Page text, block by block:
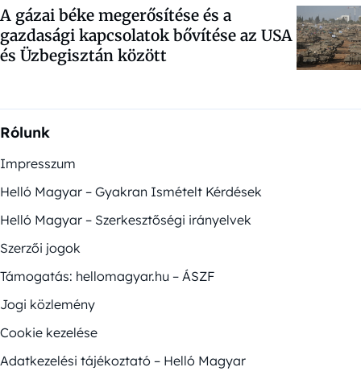
A gázai béke megerősítése és a
gazdasági kapcsolatok bővítése az USA
és Üzbegisztán között
Rólunk
Impresszum
Helló Magyar – Gyakran Ismételt Kérdések
Helló Magyar – Szerkesztőségi irányelvek
Szerzői jogok
Támogatás: hellomagyar.hu – ÁSZF
Jogi közlemény
Cookie kezelése
Adatkezelési tájékoztató – Helló Magyar